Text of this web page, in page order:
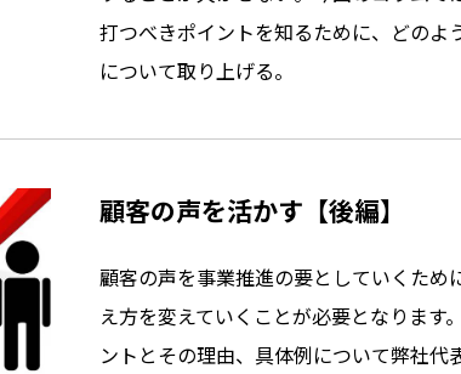
打つべきポイントを知るために、どの
について取り上げる。
顧客の声を活かす【後編】
顧客の声を事業推進の要としていくた
え方を変えていくことが必要となります
ントとその理由、具体例について弊社代